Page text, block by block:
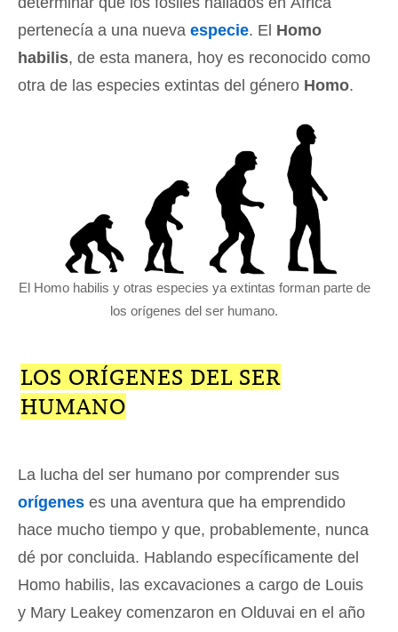
pertenecía a una nueva especie. El Homo
habilis, de esta manera, hoy es reconocido como
otra de las especies extintas del género Homo.
El Homo habilis y otras especies ya extintas forman parte de
los orígenes del ser humano.
LOS ORÍGENES DEL SER
HUMANO
La lucha del ser humano por comprender sus
orígenes es una aventura que ha emprendido
hace mucho tiempo y que, probablemente, nunca
dé por concluida. Hablando específicamente del
Homo habilis, las excavaciones a cargo de Louis
y Mary Leakey comenzaron en Olduvai en el año